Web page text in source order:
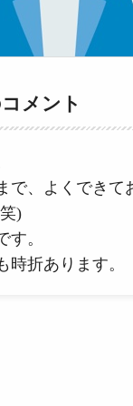
メント
で、よくできて
)
す。
時折あります。